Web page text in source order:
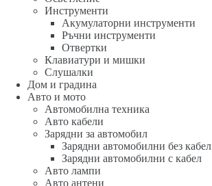
Инструменти
Акумулаторни инструменти
Ръчни инструменти
Отвертки
Клавиатури и мишки
Слушалки
Дом и градина
Авто и мото
Автомобилна техника
Авто кабели
Зарядни за автомобил
Зарядни автомобилни без кабел
Зарядни автомобилни с кабел
Авто лампи
Авто антени